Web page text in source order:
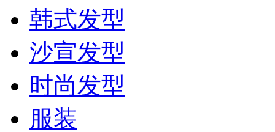
韩式发型
沙宣发型
时尚发型
服装